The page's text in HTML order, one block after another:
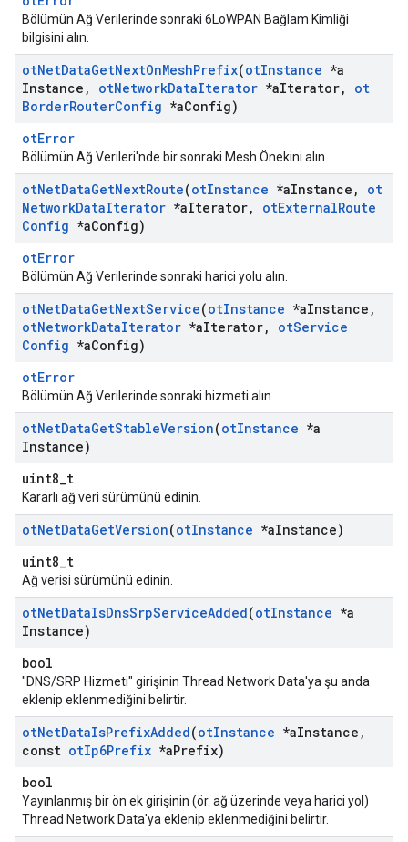
Bölümün Ağ Verilerinde sonraki 6LoWPAN Bağlam Kimliği
bilgisini alın.
otNetDataGetNextOnMeshPrefix(otInstance *a
Instance , otNetworkDataIterator *aIterator,
ot
BorderRouterConfig *aConfig)
otError
Bölümün Ağ Verileri'nde bir sonraki Mesh Önekini alın.
otNetDataGetNextRoute(otInstance *aInstance ,
ot
NetworkDataIterator *aIterator, otExternalRoute
Config *aConfig)
otError
Bölümün Ağ Verilerinde sonraki harici yolu alın.
otNetDataGetNextService(otInstance *aInstance ,
otNetworkDataIterator *aIterator, otService
Config *aConfig)
otError
Bölümün Ağ Verilerinde sonraki hizmeti alın.
otNetDataGetStableVersion(otInstance *a
Instance)
uint8_t
Kararlı ağ veri sürümünü edinin.
otNetDataGetVersion(otInstance *aInstance)
uint8_t
Ağ verisi sürümünü edinin.
otNetDataIsDnsSrpServiceAdded(otInstance *a
Instance)
bool
"DNS/SRP Hizmeti" girişinin Thread Network Data'ya şu anda
eklenip eklenmediğini belirtir.
otNetDataIsPrefixAdded(otInstance *aInstance ,
const otIp6Prefix *aPrefix)
bool
Yayınlanmış bir ön ek girişinin (ör. ağ üzerinde veya harici yol)
Thread Network Data'ya eklenip eklenmediğini belirtir.